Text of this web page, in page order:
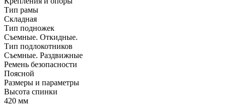
Тип рамы
Складная
Тип подножек
Съемные. Откидные.
Тип подлокотников
Съемные. Раздвижные
Ремень безопасности
Поясной
Размеры и параметры
Высота спинки
420 мм